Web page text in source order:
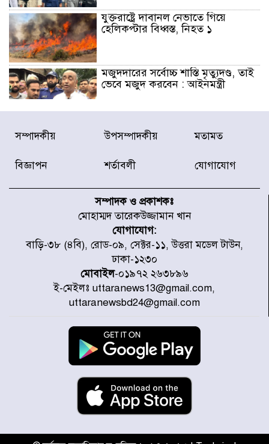
যুক্তরাষ্ট্রে দাবানল নেভাতে গিয়ে
হেলিকপ্টার বিধ্বস্ত, নিহত ১
মজুদদারের সর্বোচ্চ শাস্তি মৃত্যুদণ্ড, তাই
ভেবে মজুদ করবেন : আইনমন্ত্রী
আন্তর্জাতিক আদিবাসী দিবস: রাষ্ট্রের
দায়িত্ব ও দায়বদ্ধতা II – মং এ খেন
সৌদি-তুরস্ক-পাকিস্তান
সাড়ে ৭ ঘণ্টা পর ঢাকা-ময়মনসিংহ
রুটে ট্রেন চলাচল স্বাভাবিক
ইনফান্তিনোকে নরওয়ে ফুটবল প্রধানের
আল্টিমেটাম
দেশে ভারি বৃষ্টির সতর্কবার্তা, ১০
জেলায় বন্যার পূর্বাভাস
৫৩ নং ওয়ার্ডের সড়কে নেমপ্লেট
স্থাপনের উদ্যোগ চান মিয়া ব্যাপারীর
সম্পাদকীয় উপসম্পাদকীয় মতামত
বিজ্ঞাপন শর্তাবলী যোগাযোগ
সম্পাদক ও প্রকাশকঃ
মোহাম্মদ তারেকউজ্জামান খান
যোগাযোগ:
বাড়ি-৩৮ (৪বি), রোড-০৯, সেক্টর-১১, উত্তরা মডেল টাউন,
ঢাকা-১২৩০
মোবাইল-০১৯৭২ ২৬৩৮৯৬
ই-মেইলঃ uttaranews13@gmail.com,
uttaranewsbd24@gmail.com